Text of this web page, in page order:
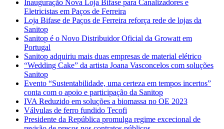
Inauguração Nova Loja Bifase para Canalizadores e
Eletricistas em Paços de Ferreira
Loja Bifase de Paços de Ferreira reforça rede de lojas da
Sanitop
Sanitop é o Novo Distribuidor Oficial da Growatt em
Portugal
Sanitop adquiriu mais duas empresas de material elétrico
“Wedding Cake” da artista Joana Vasconcelos com soluções
Sanitop
Evento “Sustentabilidade, uma certeza em tempos incertos”
conta com o apoio e participação da Sanitop
IVA Reduzido em soluções a biomassa no OE 2023
Válvulas de ferro fundido Tecofi
Presidente da República promulga regime excecional de